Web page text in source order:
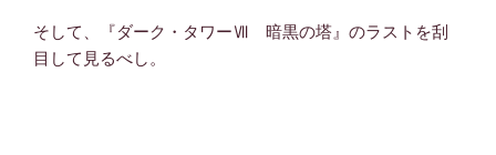
そして、『ダーク・タワーⅦ 暗黒の塔』のラストを刮
目して見るべし。